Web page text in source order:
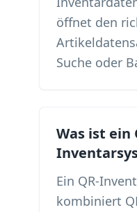
öffnet den
Suche oder
Was ist ein
Ein QR-
kombiniert